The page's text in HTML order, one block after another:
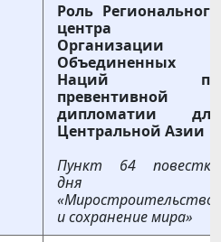
Роль Регионального
центра
Организации
Объединенных
Наций по
превентивной
дипломатии для
Центральной Азии
Пункт 64 повестки
дня
«Миростроительство
и сохранение мира»